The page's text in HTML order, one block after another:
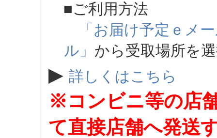
■ご利用方法
「お届け予定ｅメ
ル」 から受取場所を
▶ 詳しくはこちら
※コンビニ等の店
て直接店舗へ発送